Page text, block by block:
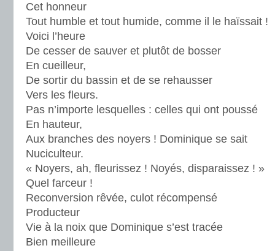
Cet honneur
Tout humble et tout humide, comme il le haïssait !
Voici l’heure
De cesser de sauver et plutôt de bosser
En cueilleur,
De sortir du bassin et de se rehausser
Vers les fleurs.
Pas n’importe lesquelles : celles qui ont poussé
En hauteur,
Aux branches des noyers ! Dominique se sait
Nuciculteur.
« Noyers, ah, fleurissez ! Noyés, disparaissez ! »
Quel farceur !
Reconversion rêvée, culot récompensé
Producteur
Vie à la noix que Dominique s’est tracée
Bien meilleure